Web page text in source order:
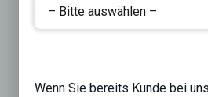
Wenn Sie bereits Kunde bei